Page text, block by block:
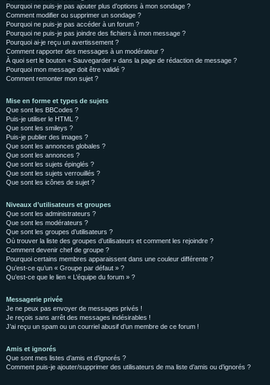
Pourquoi ne puis-je pas ajouter plus d’options à mon sondage ?
Comment modifier ou supprimer un sondage ?
Pourquoi ne puis-je pas accéder à un forum ?
Pourquoi ne puis-je pas joindre des fichiers à mon message ?
Pourquoi ai-je reçu un avertissement ?
Comment rapporter des messages à un modérateur ?
À quoi sert le bouton « Sauvegarder » dans la page de rédaction de message ?
Pourquoi mon message doit être validé ?
Comment remonter mon sujet ?
Mise en forme et types de sujets
Que sont les BBCodes ?
Puis-je utiliser le HTML ?
Que sont les smileys ?
Puis-je publier des images ?
Que sont les annonces globales ?
Que sont les annonces ?
Que sont les sujets épinglés ?
Que sont les sujets verrouillés ?
Que sont les icônes de sujet ?
Niveaux d’utilisateurs et groupes
Que sont les administrateurs ?
Que sont les modérateurs ?
Que sont les groupes d’utilisateurs ?
Où trouver la liste des groupes d’utilisateurs et comment les rejoindre ?
Comment devenir chef de groupe ?
Pourquoi certains membres apparaissent dans une couleur différente ?
Qu’est-ce qu’un « Groupe par défaut » ?
Qu’est-ce que le lien « L’équipe du forum » ?
Messagerie privée
Je ne peux pas envoyer de messages privés !
Je reçois sans arrêt des messages indésirables !
J’ai reçu un spam ou un courriel abusif d’un membre de ce forum !
Amis et ignorés
Que sont mes listes d’amis et d’ignorés ?
Comment puis-je ajouter/supprimer des utilisateurs de ma liste d’amis ou d’ignorés ?